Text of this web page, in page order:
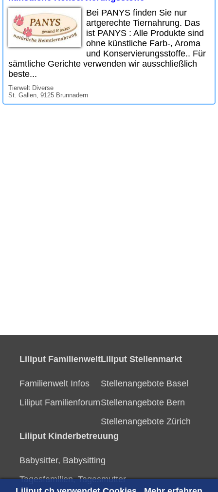
Bei PANYS finden Sie nur
artgerechte Tiernahrung. Das
ist PANYS : Alle Produkte sind
ohne künstliche Farb-, Aroma
und Konservierungsstoffe.. Für
sämtliche Gerichte verwenden wir ausschließlich
beste...
Tierwelt Diverse
St. Gallen, 9125 Brunnadern
Liliput Familienwelt
Familienwelt Infos
Liliput Familienforum
Liliput Stellenmarkt
Stellenangebote Basel
Stellenangebote Bern
Stellenangebote Zürich
Liliput Kinderbetreuung
Babysitter, Babysitting
Tagesfamilien, Tagesmutter